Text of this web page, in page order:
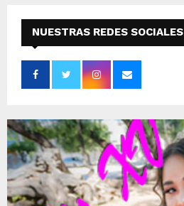
NUESTRAS REDES SOCIALES